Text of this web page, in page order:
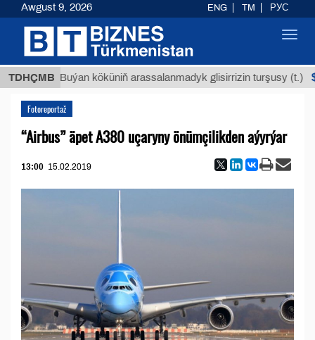
TDHÇMB
Buýan köküniň arassalanmadyk glisirrizin turşusy (t.)
Fotoreportaž
“Airbus” äpet A380 uçaryny önümçilikden aýyrýar
13:00 15.02.2019
Awgust 9, 2026 ENG TM РУС